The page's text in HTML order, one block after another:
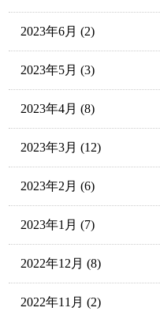
2023年6月 (2)
2023年5月 (3)
2023年4月 (8)
2023年3月 (12)
2023年2月 (6)
2023年1月 (7)
2022年12月 (8)
2022年11月 (2)